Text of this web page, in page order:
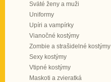
Sväté ženy a muži
Uniformy
Upíri a vampírky
Vianočné kostýmy
Zombie a strašidelné kostýmy
Sexy kostýmy
Vtipné kostýmy
Maskoti a zvieratká